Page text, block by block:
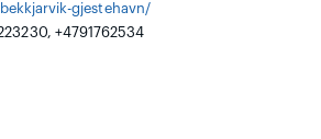
gjestehavn/
+4791762534